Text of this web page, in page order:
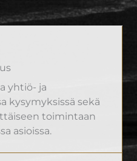
yhtiö- ja
kysymyksissä sekä
toimintaan
asioissa.